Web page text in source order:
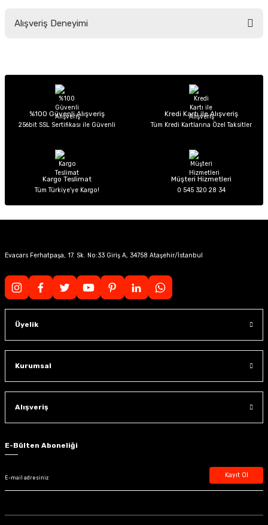
yetersiz gördüğünüz noktaları öneri formunu kullanarak tarafımıza
Ürün açıklamasında eksik bilgiler bulunuyor.
Ürün bilgilerinde hatalar bulunuyor.
Ürün fiyatı diğer sitelerden daha pahalı.
Alışveriş Deneyimi
Sitemize ilk yorumu siz yapın!
%100 Güvenli Alışveriş
256bit SSL Sertifikası ile Güvenli
Kredi Kartı ile Alışveriş
Tüm Kredi Kartlarına Özel Taksitler
Kargo Teslimat
Tüm Türkiye’ye Kargo!
Müşteri Hizmetleri
0 545 320 28 34
Evacars Ferhatpaşa, 17. Sk. No:33 Giriş A, 34758 Ataşehir/İstanbul
Üyelik
Kurumsal
Alışveriş
E-Bülten Aboneliği
Kayıt Ol